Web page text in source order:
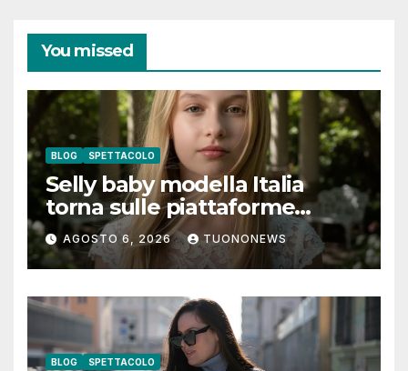
You missed
BLOG SPETTACOLO
Selly baby modella Italia
torna sulle piattaforme
digitali con “Luna lei mi
guarda”
AGOSTO 6, 2026 TUONONEWS
BLOG SPETTACOLO